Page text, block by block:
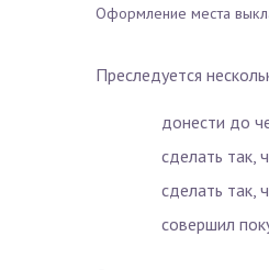
Оформление места
Преследуется
донести до
сделать так,
сделать так,
совершил